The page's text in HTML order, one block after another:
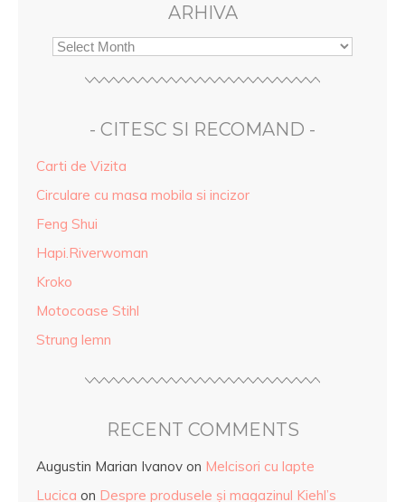
ARHIVA
- CITESC SI RECOMAND -
Carti de Vizita
Circulare cu masa mobila si incizor
Feng Shui
Hapi.Riverwoman
Kroko
Motocoase Stihl
Strung lemn
RECENT COMMENTS
Augustin Marian Ivanov on Melcisori cu lapte
Lucica on Despre produsele și magazinul Kiehl’s